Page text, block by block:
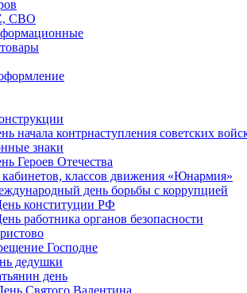
воскресенье
войск
день
Отечества
РФ
органов
Господне
СВО
начала контрнаступления советских
знаки
Героев Отечества
классов движения «Юнармия»
день борьбы с коррупцией
конституции РФ
работника органов безопасности
Господне
дедушки
день